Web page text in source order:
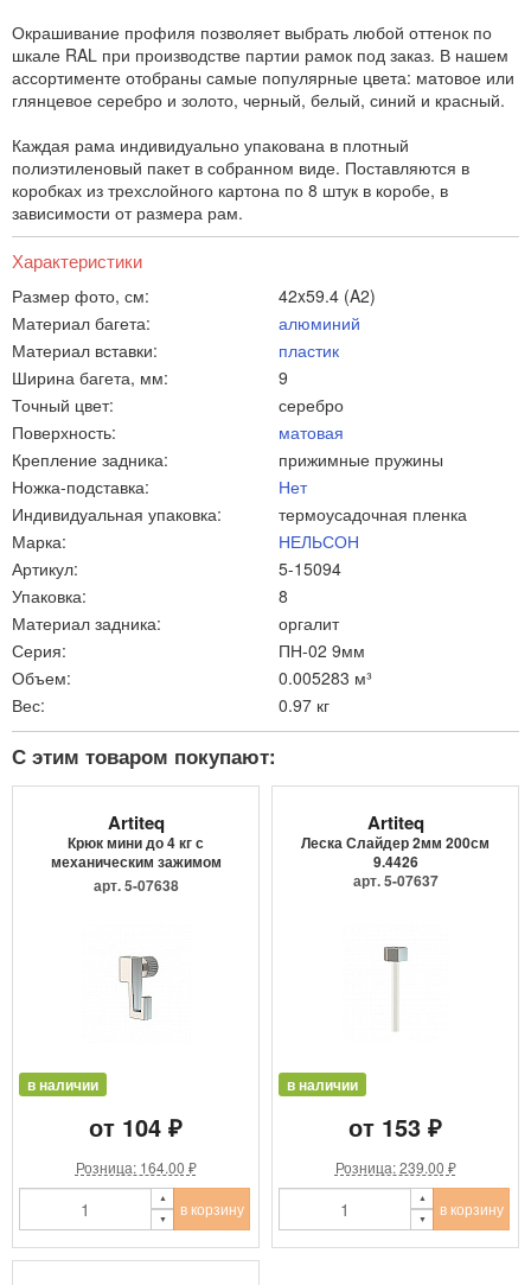
Окрашивание профиля позволяет выбрать любой оттенок по
шкале RAL при производстве партии рамок под заказ. В нашем
ассортименте отобраны самые популярные цвета: матовое или
глянцевое серебро и золото, черный, белый, синий и красный.
Каждая рама индивидуально упакована в плотный
полиэтиленовый пакет в собранном виде. Поставляются в
коробках из трехслойного картона по 8 штук в коробе, в
зависимости от размера рам.
Характеристики
Размер фото, см:
42x59.4 (A2)
Материал багета:
алюминий
Материал вставки:
пластик
Ширина багета, мм:
9
Точный цвет:
серебро
Поверхность:
матовая
Крепление задника:
прижимные пружины
Ножка-подставка:
Нет
Индивидуальная упаковка:
термоусадочная пленка
Марка:
НЕЛЬСОН
Артикул:
5-15094
Упаковка:
8
Материал задника:
оргалит
Серия:
ПН-02 9мм
Объем:
0.005283 м³
Вес:
0.97 кг
С этим товаром покупают:
Artiteq
Крюк мини до 4 кг с
механическим зажимом
9.4205
арт. 5-07638
в наличии
от 104 ₽
Розница: 164.00 ₽
в корзину
Artiteq
Леска Слайдер 2мм 200см
9.4426
арт. 5-07637
в наличии
от 153 ₽
Розница: 239.00 ₽
в корзину